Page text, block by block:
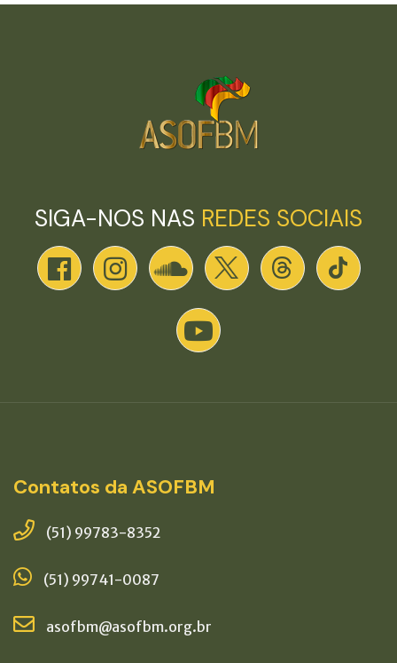
SIGA-NOS NAS REDES SOCIAIS
Contatos da ASOFBM
(51) 99783-8352
(51) 99741-0087
asofbm@asofbm.org.br